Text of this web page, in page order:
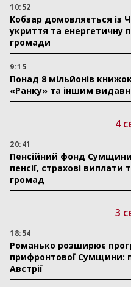
10:52
Кобзар домовляється із
укриття та енергетичну
громади
9:15
Понад 8 мільйонів
«Ранку» та іншим
4
20:41
Пенсійний фонд
пенсії, страхові
громад
3
18:54
Романько розширює
прифронтової Сумщини:
Австрії